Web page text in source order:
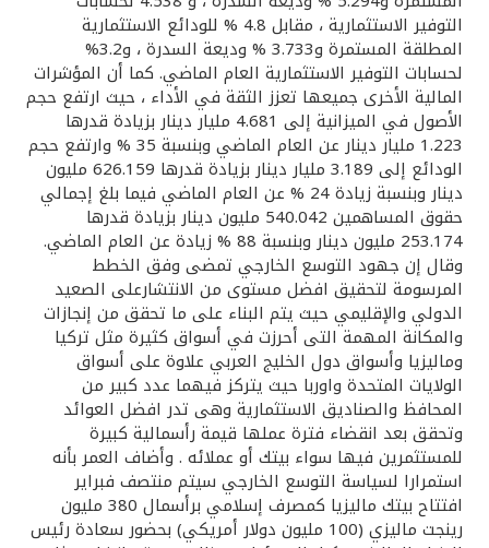
التوفير الاستثمارية ، مقابل 4.8 % للودائع الاستثمارية
المطلقة المستمرة و3.733 % وديعة السدرة ، و3.2%
لحسابات التوفير الاستثمارية العام الماضي. كما أن المؤشرات
المالية الأخرى جميعها تعزز الثقة في الأداء ، حيث ارتفع حجم
الأصول في الميزانية إلى 4.681 مليار دينار بزيادة قدرها
1.223 مليار دينار عن العام الماضي وبنسبة 35 % وارتفع حجم
الودائع إلى 3.189 مليار دينار بزيادة قدرها 626.159 مليون
دينار وبنسبة زيادة 24 % عن العام الماضي فيما بلغ إجمالي
حقوق المساهمين 540.042 مليون دينار بزيادة قدرها
253.174 مليون دينار وبنسبة 88 % زيادة عن العام الماضي.
وقال إن جهود التوسع الخارجي تمضى وفق الخطط
المرسومة لتحقيق افضل مستوى من الانتشارعلى الصعيد
الدولي والإقليمي حيث يتم البناء على ما تحقق من إنجازات
والمكانة المهمة التى أحرزت في أسواق كثيرة مثل تركيا
وماليزيا وأسواق دول الخليج العربي علاوة على أسواق
الولايات المتحدة واوربا حيث يتركز فيهما عدد كبير من
المحافظ والصناديق الاستثمارية وهى تدر افضل العوائد
وتحقق بعد انقضاء فترة عملها قيمة رأسمالية كبيرة
للمستثمرين فيها سواء بيتك أو عملائه . وأضاف العمر بأنه
استمرارا لسياسة التوسع الخارجي سيتم منتصف فبراير
افتتاح بيتك ماليزيا كمصرف إسلامي برأسمال 380 مليون
رينجت ماليزي (100 مليون دولار أمريكي) بحضور سعادة رئيس